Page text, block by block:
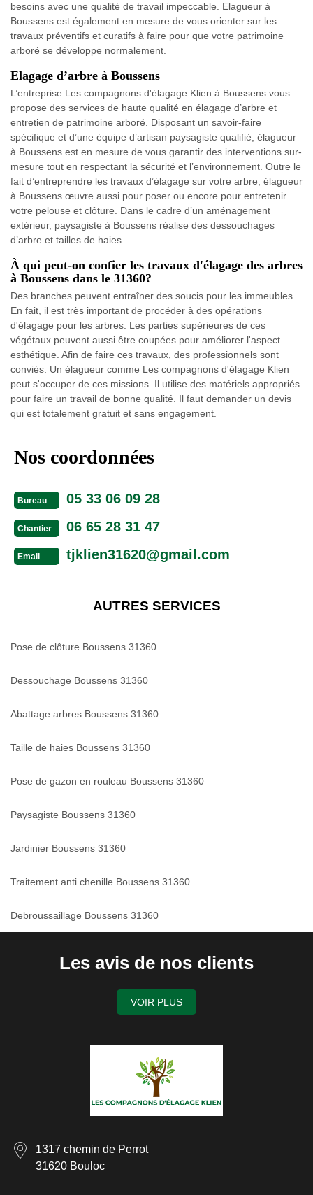
besoins avec une qualité de travail impeccable. Elagueur à
Boussens est également en mesure de vous orienter sur les
travaux préventifs et curatifs à faire pour que votre patrimoine
arboré se développe normalement.
Elagage d’arbre à Boussens
L’entreprise Les compagnons d'élagage Klien à Boussens vous
propose des services de haute qualité en élagage d’arbre et
entretien de patrimoine arboré. Disposant un savoir-faire
spécifique et d’une équipe d’artisan paysagiste qualifié, élagueur
à Boussens est en mesure de vous garantir des interventions sur-
mesure tout en respectant la sécurité et l’environnement. Outre le
fait d’entreprendre les travaux d’élagage sur votre arbre, élagueur
à Boussens œuvre aussi pour poser ou encore pour entretenir
votre pelouse et clôture. Dans le cadre d’un aménagement
extérieur, paysagiste à Boussens réalise des dessouchages
d’arbre et tailles de haies.
À qui peut-on confier les travaux d'élagage des arbres
à Boussens dans le 31360?
Des branches peuvent entraîner des soucis pour les immeubles.
En fait, il est très important de procéder à des opérations
d'élagage pour les arbres. Les parties supérieures de ces
végétaux peuvent aussi être coupées pour améliorer l'aspect
esthétique. Afin de faire ces travaux, des professionnels sont
conviés. Un élagueur comme Les compagnons d'élagage Klien
peut s'occuper de ces missions. Il utilise des matériels appropriés
pour faire un travail de bonne qualité. Il faut demander un devis
qui est totalement gratuit et sans engagement.
Nos coordonnées
Bureau 05 33 06 09 28
Chantier 06 65 28 31 47
Email tjklien31620@gmail.com
AUTRES SERVICES
Pose de clôture Boussens 31360
Dessouchage Boussens 31360
Abattage arbres Boussens 31360
Taille de haies Boussens 31360
Pose de gazon en rouleau Boussens 31360
Paysagiste Boussens 31360
Jardinier Boussens 31360
Traitement anti chenille Boussens 31360
Debroussaillage Boussens 31360
Les avis de nos clients
VOIR PLUS
1317 chemin de Perrot
31620 Bouloc